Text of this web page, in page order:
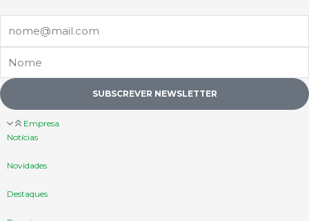
SUBSCREVER NEWSLETTER
Empresa
Notícias
Novidades
Destaques